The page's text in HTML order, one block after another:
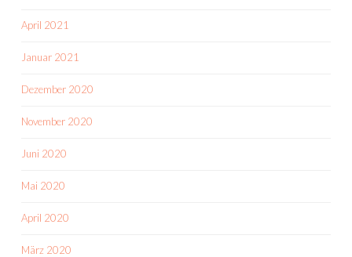
April 2021
Januar 2021
Dezember 2020
November 2020
Juni 2020
Mai 2020
April 2020
März 2020